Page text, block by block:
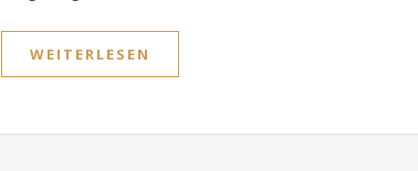
WEITERLESEN